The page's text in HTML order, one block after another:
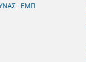
- ΕΜΠ